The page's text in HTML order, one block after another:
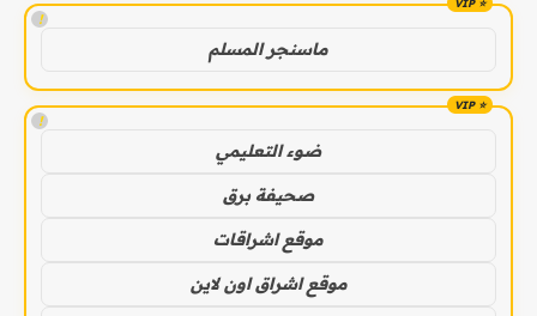
!
ماسنجر المسلم
!
ضوء التعليمي
صحيفة برق
موقع اشراقات
موقع اشراق اون لاين